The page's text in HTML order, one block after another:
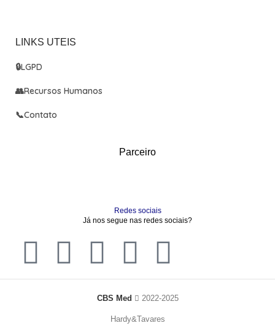
LINKS UTEIS
🔒LGPD
👥Recursos Humanos
📞Contato
Parceiro
Redes sociais
Já nos segue nas redes sociais?
CBS Med 2022-2025
Hardy&Tavares